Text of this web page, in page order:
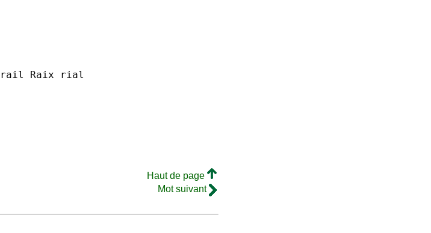
rail Raix rial
Haut de page
Mot suivant